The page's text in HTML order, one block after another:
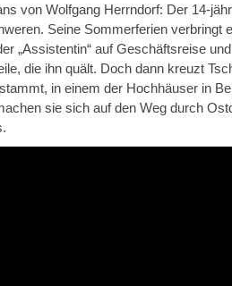
von Wolfgang Herrndorf: Der 14-
Seine Sommerferien verbringt
„Assistentin“ auf Geschäftsreise
die ihn quält. Doch dann kreuzt
in einem der Hochhäuser in
sie sich auf den Weg durch